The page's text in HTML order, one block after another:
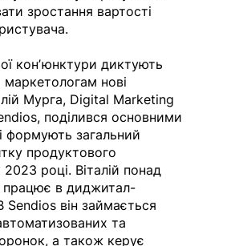
зростання вартості
конʼюнктури диктують
нові
Мурга, Digital Marketing
поділився основними
формують загальний
продуктового
році. Віталій понад
працює в диджитал-
Sendios він займається
та
а також керує